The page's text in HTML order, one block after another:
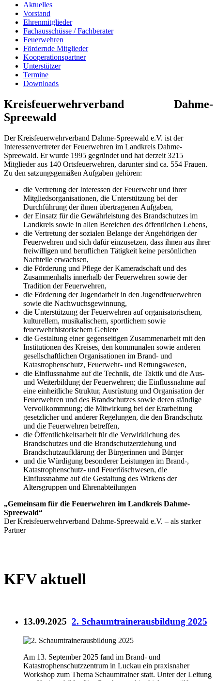
Aktuelles
Vorstand
Ehrenmitglieder
Fachausschüsse / Fachberater
Feuerwehren
Fördernde Mitglieder
Kooperationspartner
Unterstützer
Termine
Downloads
Kreisfeuerwehrverband Dahme-
Spreewald
Der Kreisfeuerwehrverband Dahme-Spreewald e.V. ist der
Interessenvertreter der Feuerwehren im Landkreis Dahme-
Spreewald. Er wurde 1995 gegründet und hat derzeit 3215
Mitglieder aus 140 Ortsfeuerwehren, darunter sind ca. 554 Frauen.
Zu den satzungsgemäßen Aufgaben gehören:
die Vertretung der Interessen der Feuerwehr und ihrer
Mitgliedsorganisationen, die Unterstützung bei der
Durchführung der ihnen übertragenen Aufgaben,
der Einsatz für die Gewährleistung des Brandschutzes im
Landkreis sowie in allen Bereichen des öffentlichen Lebens,
die Vertretung der sozialen Belange der Angehörigen der
Feuerwehren und sich dafür einzusetzen, dass ihnen aus ihrer
freiwilligen und beruflichen Tätigkeit keine persönlichen
Nachteile erwachsen,
die Förderung und Pflege der Kameradschaft und des
Zusammenhalts innerhalb der Feuerwehren sowie der
Tradition der Feuerwehren,
die Förderung der Jugendarbeit in den Jugendfeuerwehren
sowie die Nachwuchsgewinnung,
die Unterstützung der Feuerwehren auf organisatorischem,
kulturellem, musikalischem, sportlichem sowie
feuerwehrhistorischem Gebiete
die Gestaltung einer gegenseitigen Zusammenarbeit mit den
Institutionen des Kreises, den kommunalen sowie anderen
gesellschaftlichen Organisationen im Brand- und
Katastrophenschutz, Feuerwehr- und Rettungswesen,
die Einflussnahme auf die Technik, die Taktik und die Aus-
und Weiterbildung der Feuerwehren; die Einflussnahme auf
eine einheitliche Struktur, Ausrüstung und Organisation der
Feuerwehren und des Brandschutzes sowie deren ständige
Vervollkommnung; die Mitwirkung bei der Erarbeitung
gesetzlicher und anderer Regelungen, die den Brandschutz
und die Feuerwehren betreffen,
die Öffentlichkeitsarbeit für die Verwirklichung des
Brandschutzes und die Brandschutzerziehung und
Brandschutzaufklärung der Bürgerinnen und Bürger
und die Würdigung besonderer Leistungen im Brand-,
Katastrophenschutz- und Feuerlöschwesen, die
Einflussnahme auf die Gestaltung des Wirkens der
Altersgruppen und Ehrenabteilungen
„Gemeinsam für die Feuerwehren im Landkreis Dahme-
Spreewald“
Der Kreisfeuerwehrverband Dahme-Spreewald e.V. – als starker
Partner
KFV aktuell
13.09.2025 2. Schaumtrainerausbildung 2025
Am 13. September 2025 fand im Brand- und
Katastrophenschutzzentrum in Luckau ein praxisnaher
Workshop zum Thema Schaumtrainer statt. Unter der Leitung